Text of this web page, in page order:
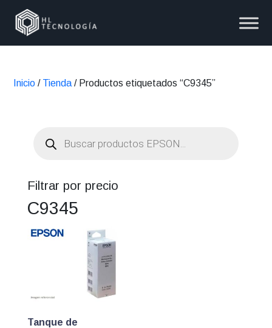
Inicio / Tienda / Productos etiquetados “C9345”
productos
Filtrar por precio
C9345
Tanque de